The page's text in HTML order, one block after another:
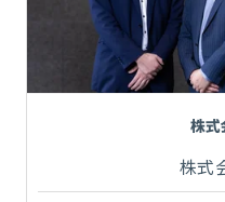
株式